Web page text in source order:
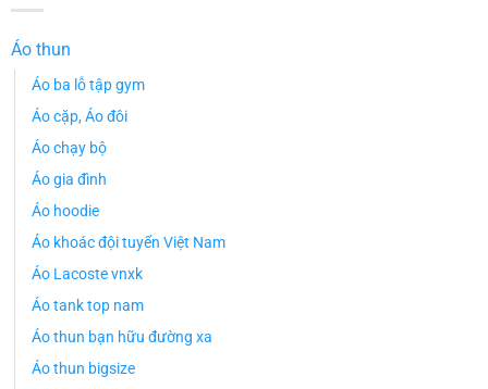
Áo thun
Áo ba lỗ tập gym
Áo cặp, Áo đôi
Áo chạy bộ
Áo gia đình
Áo hoodie
Áo khoác đội tuyển Việt Nam
Áo Lacoste vnxk
Áo tank top nam
Áo thun bạn hữu đường xa
Áo thun bigsize